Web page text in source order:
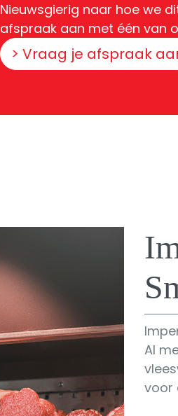
Nieuwsgierig naar hoe we
afspraak aan met één van
> Vraag je afspraak
Al
voor